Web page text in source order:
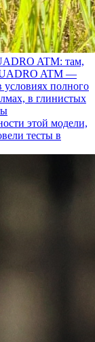
ATM: там,
ATM —
условиях полного
в глинистых
этой модели,
тесты в